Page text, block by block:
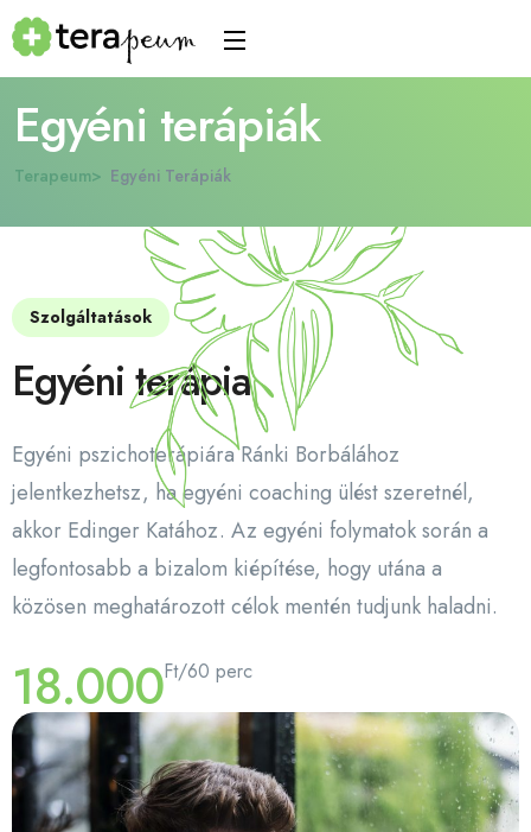
Egyéni terápiák
Terapeum Egyéni Terápiák
Szolgáltatások
Egyéni terápia
Egyéni pszichoterápiára Ránki Borbálához
jelentkezhetsz, ha egyéni coaching ülést szeretnél,
akkor Edinger Katához. Az egyéni folymatok során a
legfontosabb a bizalom kiépítése, hogy utána a
közösen meghatározott célok mentén tudjunk haladni.
18.000Ft/60 perc